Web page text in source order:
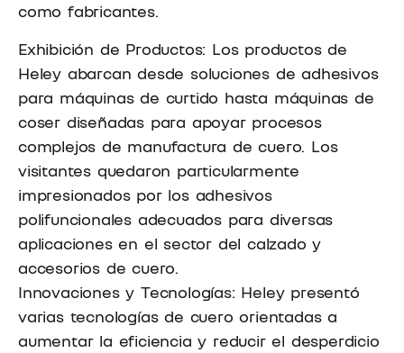
como fabricantes.
Exhibición de Productos: Los productos de
Heley abarcan desde soluciones de adhesivos
para máquinas de curtido hasta máquinas de
coser diseñadas para apoyar procesos
complejos de manufactura de cuero. Los
visitantes quedaron particularmente
impresionados por los adhesivos
polifuncionales adecuados para diversas
aplicaciones en el sector del calzado y
accesorios de cuero.
Innovaciones y Tecnologías: Heley presentó
varias tecnologías de cuero orientadas a
aumentar la eficiencia y reducir el desperdicio